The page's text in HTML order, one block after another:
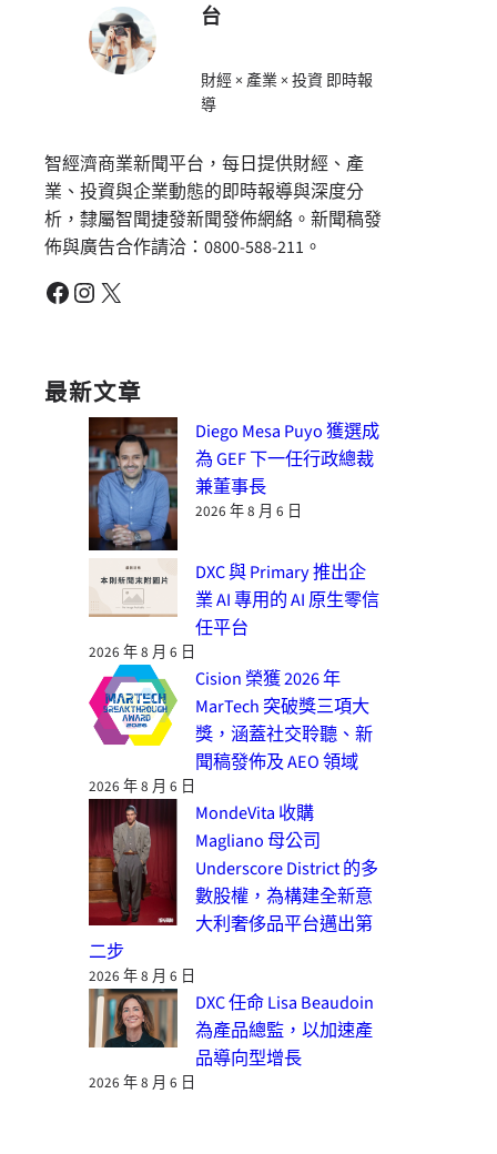
台
財經 × 產業 × 投資 即時報
導
智經濟商業新聞平台，每日提供財經、產
業、投資與企業動態的即時報導與深度分
析，隸屬智聞捷發新聞發佈網絡。新聞稿發
佈與廣告合作請洽：0800-588-211。
Facebook Instagram X
最新文章
Diego Mesa Puyo 獲選成
為 GEF 下一任行政總裁
兼董事長
2026 年 8 月 6 日
DXC 與 Primary 推出企
業 AI 專用的 AI 原生零信
任平台
2026 年 8 月 6 日
Cision 榮獲 2026 年
MarTech 突破獎三項大
獎，涵蓋社交聆聽、新
聞稿發佈及 AEO 領域
2026 年 8 月 6 日
MondeVita 收購
Magliano 母公司
Underscore District 的多
數股權，為構建全新意
大利奢侈品平台邁出第
二步
2026 年 8 月 6 日
DXC 任命 Lisa Beaudoin
為產品總監，以加速產
品導向型增長
2026 年 8 月 6 日